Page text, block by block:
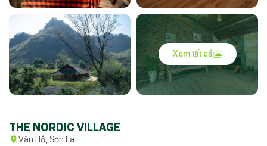
Xem tất cả
THE NORDIC VILLAGE
Vân Hồ, Sơn La